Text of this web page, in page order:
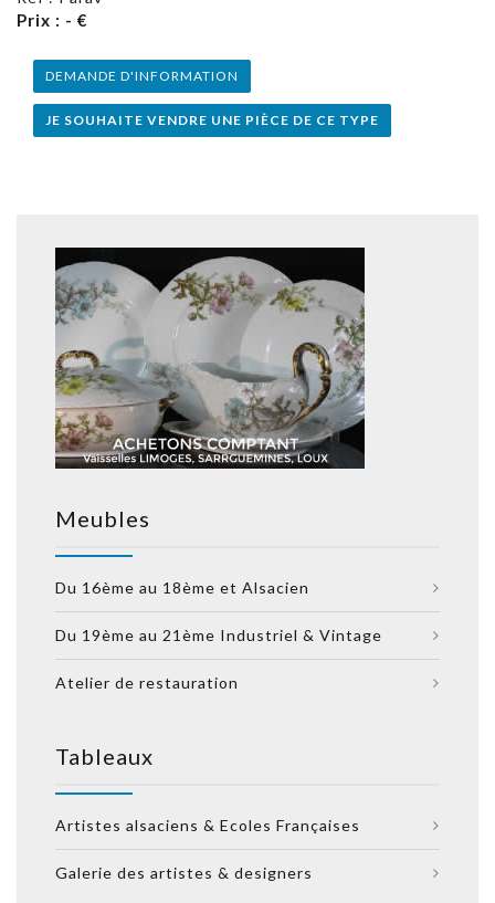
Prix : - €
DEMANDE D'INFORMATION
JE SOUHAITE VENDRE UNE PIÈCE DE CE TYPE
Meubles
Du 16ème au 18ème et Alsacien
Du 19ème au 21ème Industriel & Vintage
Atelier de restauration
Tableaux
Artistes alsaciens & Ecoles Françaises
Galerie des artistes & designers